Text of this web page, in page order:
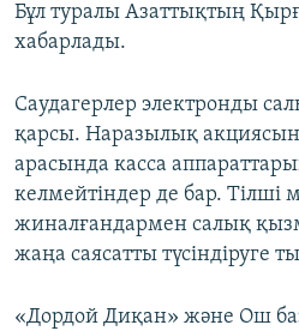
Бұл туралы Азаттықтың
хабарлады.
Саудагерлер электронды
қарсы. Наразылық
арасында касса
келмейтіндер де бар. Тілші
жиналғандармен салық
жаңа саясатты түсіндіруге
«Дордой Диқан» және Ош